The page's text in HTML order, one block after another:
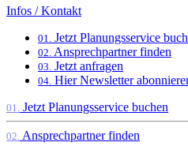
Infos / Kontakt
01. Jetzt Planungsservice
02. Ansprechpartner finden
03. Jetzt anfragen
04. Hier Newsletter
01. Jetzt Planungsservice buchen
02. Ansprechpartner finden